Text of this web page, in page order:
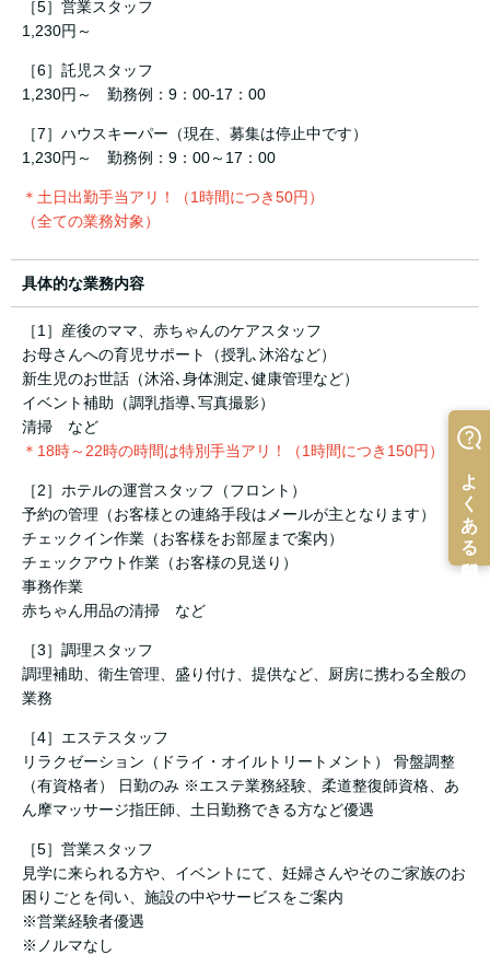
［5］営業スタッフ
1,230円～
［6］託児スタッフ
1,230円～ 勤務例：9：00-17：00
［7］ハウスキーパー（現在、募集は停止中です）
1,230円～ 勤務例：9：00～17：00
＊土日出勤手当アリ！（1時間につき50円）
（全ての業務対象）
具体的な業務内容
［1］産後のママ、赤ちゃんのケアスタッフ
お母さんへの育児サポート（授乳､沐浴など）
新生児のお世話（沐浴､身体測定､健康管理など）
イベント補助（調乳指導､写真撮影）
清掃 など
＊18時～22時の時間は特別手当アリ！（1時間につき150円）
［2］ホテルの運営スタッフ（フロント）
予約の管理（お客様との連絡手段はメールが主となります）
チェックイン作業（お客様をお部屋まで案内）
チェックアウト作業（お客様の見送り）
事務作業
赤ちゃん用品の清掃 など
［3］調理スタッフ
調理補助、衛生管理、盛り付け、提供など、厨房に携わる全般の
業務
［4］エステスタッフ
リラクゼーション（ドライ・オイルトリートメント） 骨盤調整
（有資格者） 日勤のみ ※エステ業務経験、柔道整復師資格、あ
ん摩マッサージ指圧師、土日勤務できる方など優遇
［5］営業スタッフ
見学に来られる方や、イベントにて、妊婦さんやそのご家族のお
困りごとを伺い、施設の中やサービスをご案内
※営業経験者優遇
※ノルマなし